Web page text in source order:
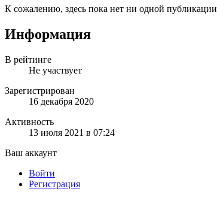
К сожалению, здесь пока нет ни одной публикации
Информация
В рейтинге
Не участвует
Зарегистрирован
16 декабря 2020
Активность
13 июля 2021 в 07:24
Ваш аккаунт
Войти
Регистрация